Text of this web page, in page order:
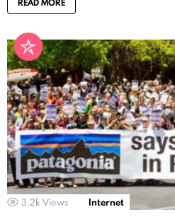
3.2k Views Internet